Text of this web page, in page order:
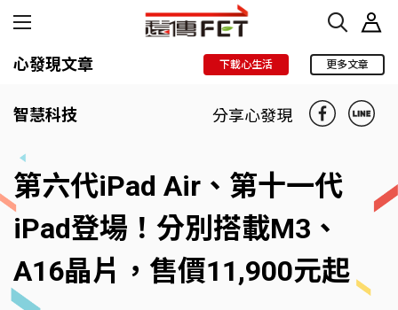
心發現文章 下載心生活 更多文章
智慧科技 分享心發現
第六代iPad Air、第十一代
iPad登場！分別搭載M3、
A16晶片，售價11,900元起